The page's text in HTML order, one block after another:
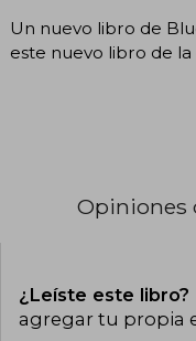
Un nuevo libro de
este nuevo libro de
Opiniones
¿Leíste este libro?
agregar tu propia